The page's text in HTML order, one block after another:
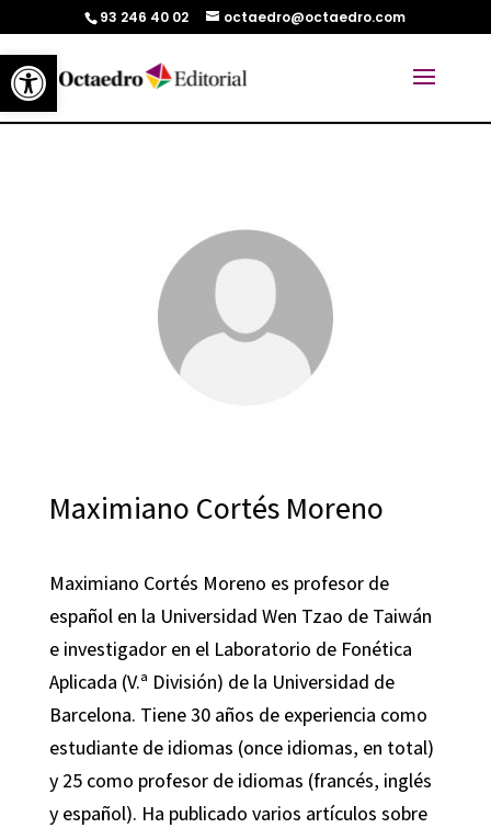
Abrir barra de herramientas
93 246 40 02 octaedro@octaedro.com
Maximiano Cortés Moreno
Maximiano Cortés Moreno es profesor de
español en la Universidad Wen Tzao de Taiwán
e investigador en el Laboratorio de Fonética
Aplicada (V.ª División) de la Universidad de
Barcelona. Tiene 30 años de experiencia como
estudiante de idiomas (once idiomas, en total)
y 25 como profesor de idiomas (francés, inglés
y español). Ha publicado varios artículos sobre